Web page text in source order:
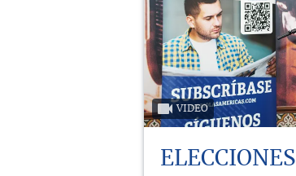
VIDEO
ELECCIONES